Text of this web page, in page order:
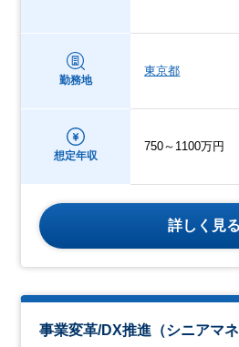
勤務地
東京都
想定年収
750～1100万円
詳しく見る
事業変革/DX推進（シニアマネ